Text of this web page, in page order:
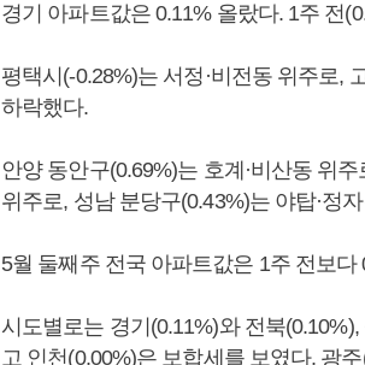
경기 아파트값은 0.11% 올랐다. 1주 전
평택시(-0.28%)는 서정·비전동 위주로,
하락했다.
안양 동안구(0.69%)는 호계·비산동 위
위주로, 성남 분당구(0.43%)는 야탑·정
5월 둘째주 전국 아파트값은 1주 전보다
시도별로는 경기(0.11%)와 전북
고 인천(0.00%)은 보합세를 보였다. 광